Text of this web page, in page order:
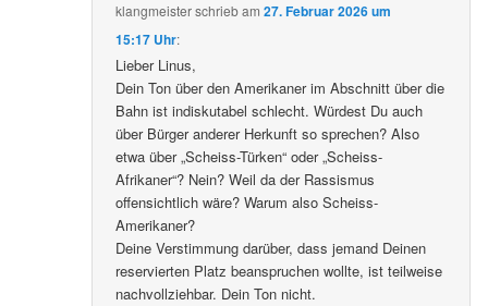
klangmeisterschriebam27. Februar 2026 um
15:17 Uhr:
Lieber Linus,
Dein Ton über den Amerikaner im Abschnitt über die
Bahn ist indiskutabel schlecht. Würdest Du auch
über Bürger anderer Herkunft so sprechen? Also
etwa über „Scheiss-Türken“ oder „Scheiss-
Afrikaner“? Nein? Weil da der Rassismus
offensichtlich wäre? Warum also Scheiss-
Amerikaner?
Deine Verstimmung darüber, dass jemand Deinen
reservierten Platz beanspruchen wollte, ist teilweise
nachvollziehbar. Dein Ton nicht.